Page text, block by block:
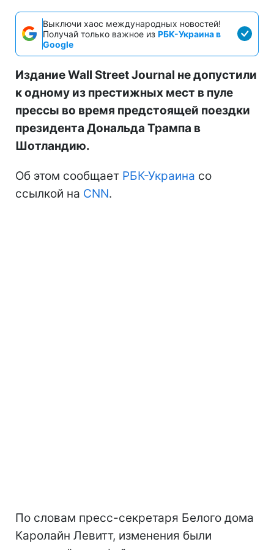
Выключи хаос международных новостей!
Получай только важное из РБК-Украина в
Google
Издание Wall Street Journal не допустили
к одному из престижных мест в пуле
прессы во время предстоящей поездки
президента Дональда Трампа в
Шотландию.
Об этом сообщает РБК-Украина со
ссылкой на CNN.
По словам пресс-секретаря Белого дома
Каролайн Левитт, изменения были